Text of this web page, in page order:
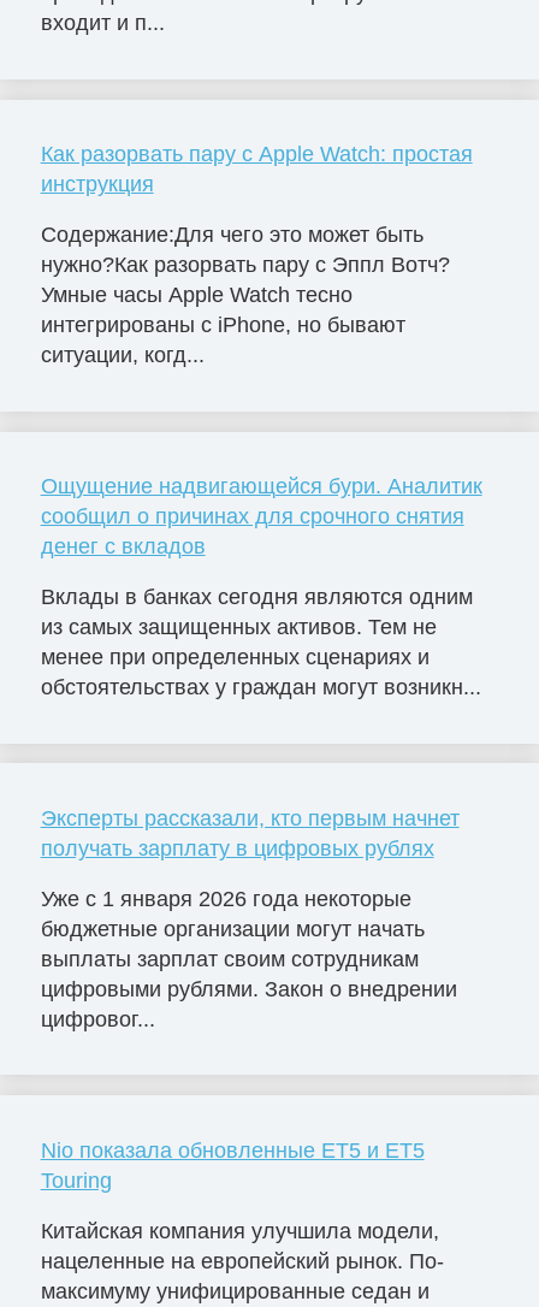
входит и п...
Как разорвать пару с Apple Watch: простая
инструкция
Содержание:Для чего это может быть
нужно?Как разорвать пару с Эппл Вотч?
Умные часы Apple Watch тесно
интегрированы с iPhone, но бывают
ситуации, когд...
Ощущение надвигающейся бури. Аналитик
сообщил о причинах для срочного снятия
денег с вкладов
Вклады в банках сегодня являются одним
из самых защищенных активов. Тем не
менее при определенных сценариях и
обстоятельствах у граждан могут возникн...
Эксперты рассказали, кто первым начнет
получать зарплату в цифровых рублях
Уже с 1 января 2026 года некоторые
бюджетные организации могут начать
выплаты зарплат своим сотрудникам
цифровыми рублями. Закон о внедрении
цифровог...
Nio показала обновленные ET5 и ET5
Touring
Китайская компания улучшила модели,
нацеленные на европейский рынок. По-
максимуму унифицированные седан и